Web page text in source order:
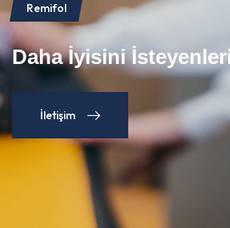
Remifol
Daha İyisini
İletişim